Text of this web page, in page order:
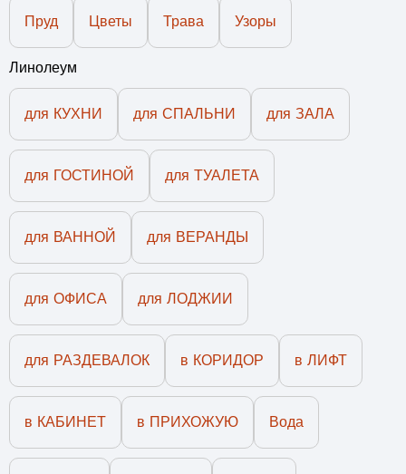
Пруд Цветы Трава Узоры
Линолеум
для КУХНИ для СПАЛЬНИ для ЗАЛА
для ГОСТИНОЙ для ТУАЛЕТА
для ВАННОЙ для ВЕРАНДЫ
для ОФИСА для ЛОДЖИИ
для РАЗДЕВАЛОК в КОРИДОР в ЛИФТ
в КАБИНЕТ в ПРИХОЖУЮ Вода